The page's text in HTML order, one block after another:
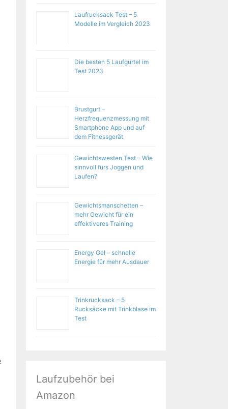
Laufrucksack Test – 5
Modelle im Vergleich 2023
Die besten 5 Laufgürtel im
Test 2023
Brustgurt –
Herzfrequenzmessung mit
Smartphone App und auf
dem Fitnessgerät
Gewichtswesten Test – Wie
sinnvoll fürs Joggen und
Laufen?
Gewichtsmanschetten –
mehr Gewicht für ein
effektiveres Training
Energy Gel – schnelle
Energie für mehr Ausdauer
Trinkrucksack – 5
Rucksäcke mit Trinkblase im
Test
Laufzubehör bei
Amazon